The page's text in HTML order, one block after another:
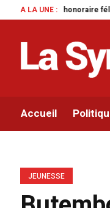
A LA UNE :
Louis Watum pour sa
Accueil
JEUNESSE